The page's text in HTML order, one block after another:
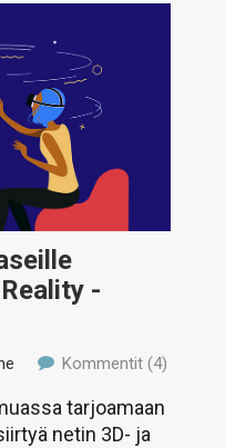
-
Kommentit (4)
tarjoamaan
netin 3D- ja